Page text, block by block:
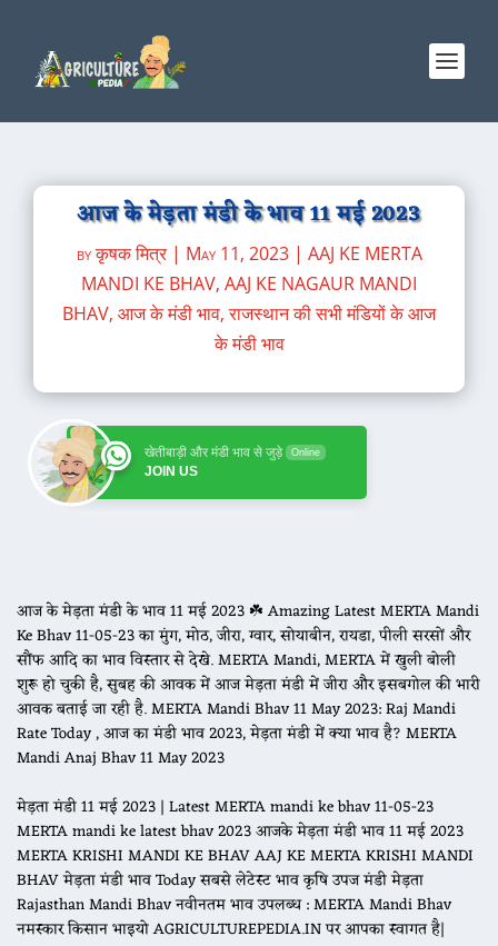
आज के मेड़ता मंडी के भाव 11 मई 2023
byकृषक मित्र| May 11, 2023| AAJ KE MERTA
MANDI KE BHAV, AAJ KE NAGAUR MANDI
BHAV, आज के मंडी भाव,राजस्थान की सभी मंडियों के आज
के मंडी भाव
खेतीबाड़ी और मंडी भाव से जुड़े Online
JOIN US
आज के मेड़ता मंडी के भाव 11 मई 2023 ☘️ Amazing Latest MERTA Mandi
Ke Bhav 11-05-23 का मुंग, मोठ, जीरा, ग्वार, सोयाबीन, रायडा, पीली सरसों और
सौंफ आदि का भाव विस्तार से देखे. MERTA Mandi, MERTA में खुली बोली
शुरू हो चुकी है, सुबह की आवक में आज मेड़ता मंडी में जीरा और इसबगोल की भारी
आवक बताई जा रही है. MERTA Mandi Bhav 11 May 2023: Raj Mandi
Rate Today , आज का मंडी भाव 2023, मेड़ता मंडी में क्या भाव है? MERTA
Mandi Anaj Bhav 11 May 2023
मेड़ता मंडी 11 मई 2023 | Latest MERTA mandi ke bhav 11-05-23
MERTA mandi ke latest bhav 2023 आजके मेड़ता मंडी भाव 11 मई 2023
MERTA KRISHI MANDI KE BHAV AAJ KE MERTA KRISHI MANDI
BHAV मेड़ता मंडी भाव Today सबसे लेटेस्ट भाव कृषि उपज मंडी मेड़ता
Rajasthan Mandi Bhav नवीनतम भाव उपलब्ध : MERTA Mandi Bhav
नमस्कार किसान भाइयो AGRICULTUREPEDIA.IN पर आपका स्वागत है|